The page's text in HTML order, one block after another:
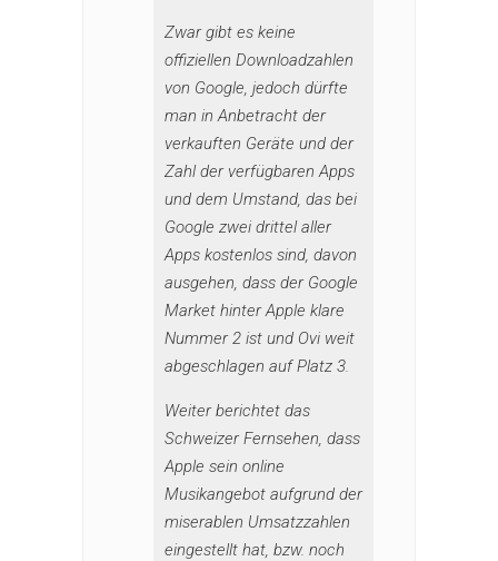
Zwar gibt es keine
offiziellen Downloadzahlen
von Google, jedoch dürfte
man in Anbetracht der
verkauften Geräte und der
Zahl der verfügbaren Apps
und dem Umstand, das bei
Google zwei drittel aller
Apps kostenlos sind, davon
ausgehen, dass der Google
Market hinter Apple klare
Nummer 2 ist und Ovi weit
abgeschlagen auf Platz 3.
Weiter berichtet das
Schweizer Fernsehen, dass
Apple sein online
Musikangebot aufgrund der
miserablen Umsatzzahlen
eingestellt hat, bzw. noch